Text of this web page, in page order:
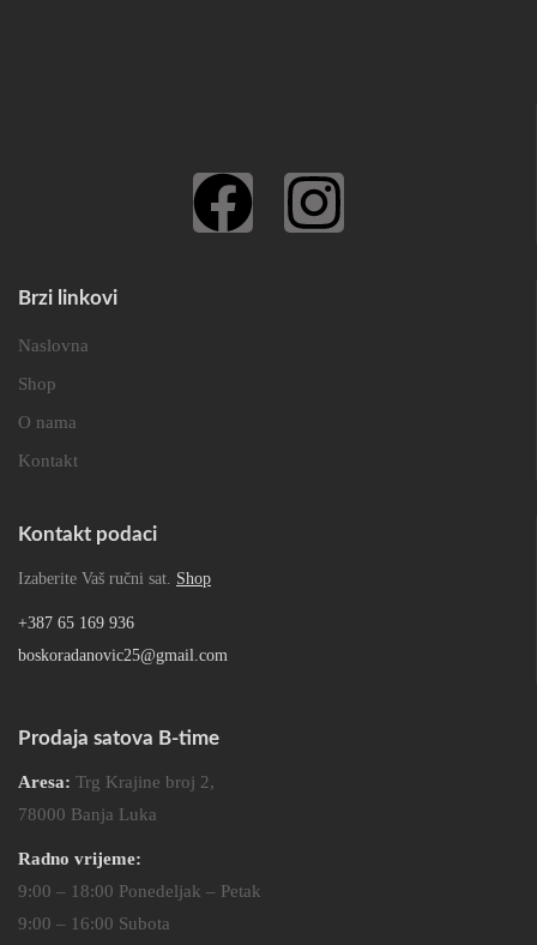
Brzi linkovi
Naslovna
Shop
O nama
Kontakt
Kontakt podaci
Izaberite Vaš ručni sat. Shop
+387 65 169 936
boskoradanovic25@gmail.com
Prodaja satova B-time
Aresa: Trg Krajine broj 2,
78000 Banja Luka
Radno vrijeme:
9:00 – 18:00 Ponedeljak – Petak
9:00 – 16:00 Subota